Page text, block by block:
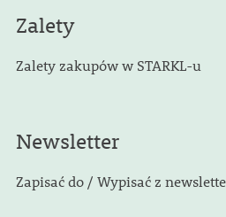
Zalety
Zalety zakupów w STARKL-u
Newsletter
Zapisać do / Wypisać z